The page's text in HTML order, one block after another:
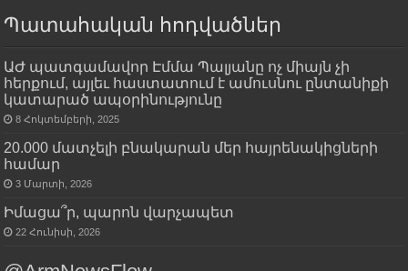
Պատահական հոդվածներ
ԱԺ պատգամավոր Էմմա Պալյանը ոչ միայն չի
հերքում, այլեւ հաստատում է ամուսնու ընտանիքի
կատարած ապօրինությունը
8 Հոկտեմբերի, 2025
20.000 մատչելի բնակարան մեր հայրենակիցների
համար
3 Մարտի, 2026
Իմացա՞ր, պարոն վարչապետ
22 Հունիսի, 2026